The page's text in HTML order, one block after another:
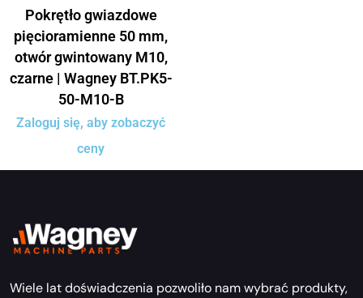
Pokrętło gwiazdowe
pięcioramienne 50 mm,
otwór gwintowany M10,
czarne | Wagney BT.PK5-
50-M10-B
Zaloguj się, aby zobaczyć
ceny
Wiele lat doświadczenia pozwoliło nam wybrać produkty,